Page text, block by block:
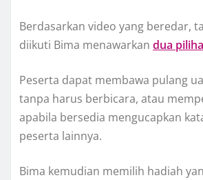
Berdasarkan video yang beredar,
diikuti Bima menawarkan dua
Peserta dapat membawa pulang
tanpa harus berbicara, atau
apabila bersedia mengucapkan
peserta lainnya.
Bima kemudian memilih hadiah